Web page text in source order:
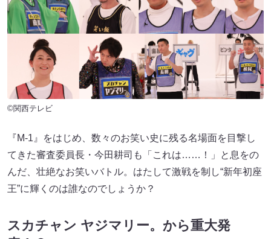
©関西テレビ
『M-1』をはじめ、数々のお笑い史に残る名場面を目撃し
てきた審査委員長・今田耕司も「これは……！」と息をの
んだ、壮絶なお笑いバトル。はたして激戦を制し“新年初座
王”に輝くのは誰なのでしょうか？
スカチャン ヤジマリー。から重大発